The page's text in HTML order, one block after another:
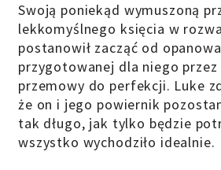
Swoją poniekąd wymuszoną
lekkomyślnego księcia w
postanowił zacząć od
przygotowanej dla niego przez
przemowy do perfekcji. Luke
że on i jego powiernik
tak długo, jak tylko będzie
wszystko wychodziło idealnie.